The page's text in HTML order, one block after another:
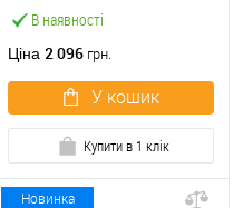
В наявності
Ціна 2 096 грн.
У кошик
Купити в 1 клік
Новинка